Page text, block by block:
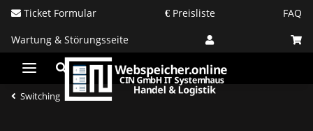
Ticket Formular Preisliste
FAQ
Wartung & Störungsseite
Switching